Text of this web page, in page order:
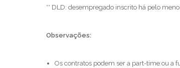
** DLD: desempregado inscrito há pelo
Observações:
Os contratos podem ser a part-time ou a